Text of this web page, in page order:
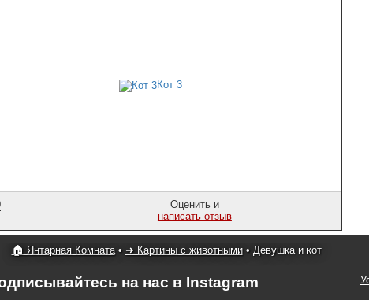
Кот 3
Оценить и
написать отзыв
🏠 Янтарная Комната• ➜ Картины с животными• Девушка и кот
на нас в Instagram